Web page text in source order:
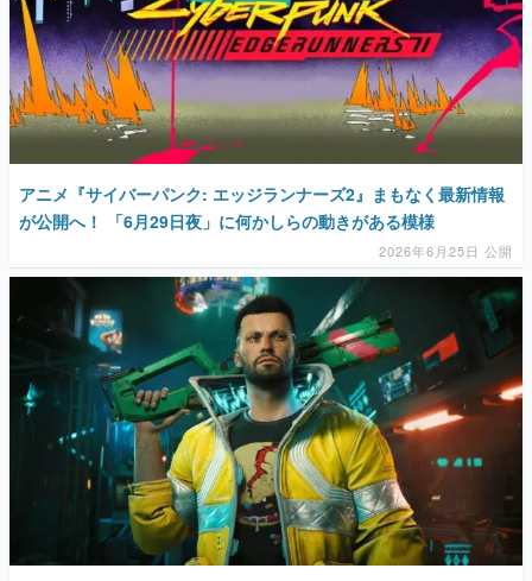
アニメ『サイバーパンク: エッジランナーズ2』まもなく最新情報
が公開へ！ 「6月29日夜」に何かしらの動きがある模様
2026年6月25日 公開